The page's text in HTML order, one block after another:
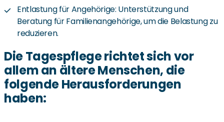
Entlastung für Angehörige: Unterstützung und
Beratung für Familienangehörige, um die Belastung zu
reduzieren.
Die Tagespflege richtet sich vor
allem an ältere Menschen, die
folgende Herausforderungen
haben: